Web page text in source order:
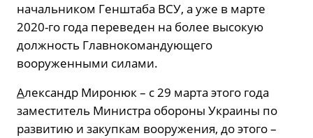
начальником Генштаба ВСУ, а уже в марте
2020-го года переведен на более высокую
должность Главнокомандующего
вооруженными силами.
Александр Миронюк – с 29 марта этого года
заместитель Министра обороны Украины по
развитию и закупкам вооружения, до этого –